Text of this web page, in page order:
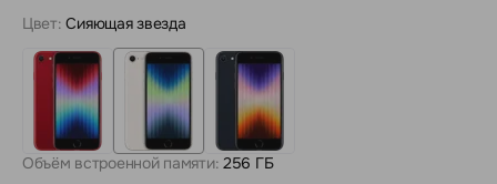
Цвет: Сияющая звезда
Объём встроенной памяти: 256 ГБ